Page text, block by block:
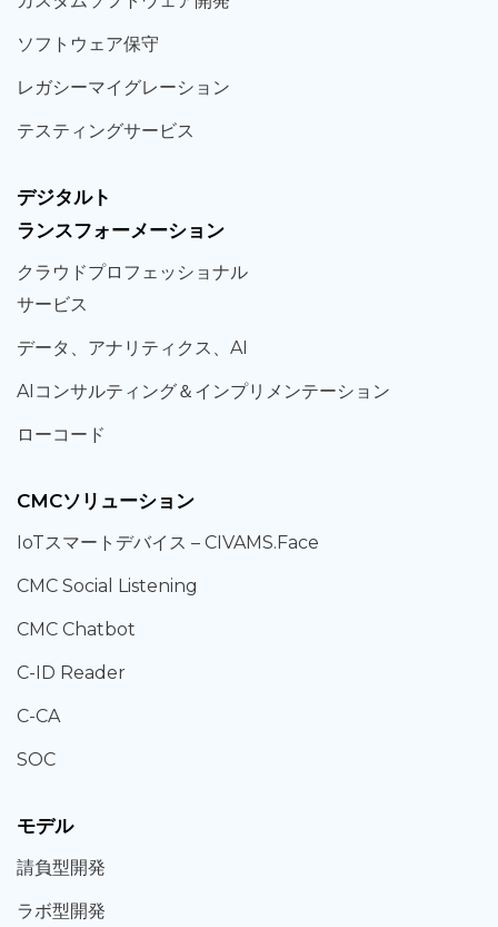
ソフト ウェア保守
レガシーマイグレーション
テスティングサービス
デジタルト
ランスフォーメーション
クラウドプロフェッショナル
サービス
データ、 アナリティクス、 AI
AIコンサルティング＆ インプリメンテーション
ローコード
CMCソリューション
IoTスマートデバイス – CIVAMS.Face
CMC Social Listening
CMC Chatbot
C-ID Reader
C-CA
SOC
モデル
請負型開発
ラボ型開発